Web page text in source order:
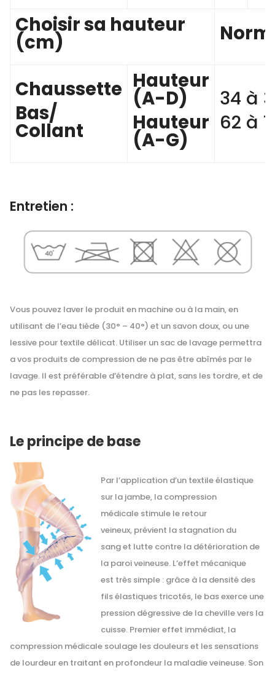
Choisir sa hauteur
(cm)
Chaussette
Bas/
Collant
Hauteur
(A-D)
Hauteur
(A-G)
34 à
62 à
Entretien :
Vous pouvez laver le produit en machine ou à la main, en
utilisant de l’eau tiède (30° – 40°) et un savon doux, ou une
lessive pour textile délicat. Utiliser un sac de lavage permettra
a vos produits de compression de ne pas être abîmés par le
lavage. Il est préférable d’étendre à plat, sans les tordre, et de
ne pas les repasser.
Le principe de base
Par l’application d’un textile élastique
sur la jambe, la compression
médicale stimule le retour
veineux, prévient la stagnation du
sang et lutte contre la détérioration de
la paroi veineuse. L’effet mécanique
est très simple : grâce à la densité des
fils élastiques tricotés, le bas exerce une
pression dégressive de la cheville vers la
cuisse. Premier effet immédiat, la
compression médicale soulage les douleurs et les sensations
de lourdeur en traitant en profondeur la maladie veineuse. Son